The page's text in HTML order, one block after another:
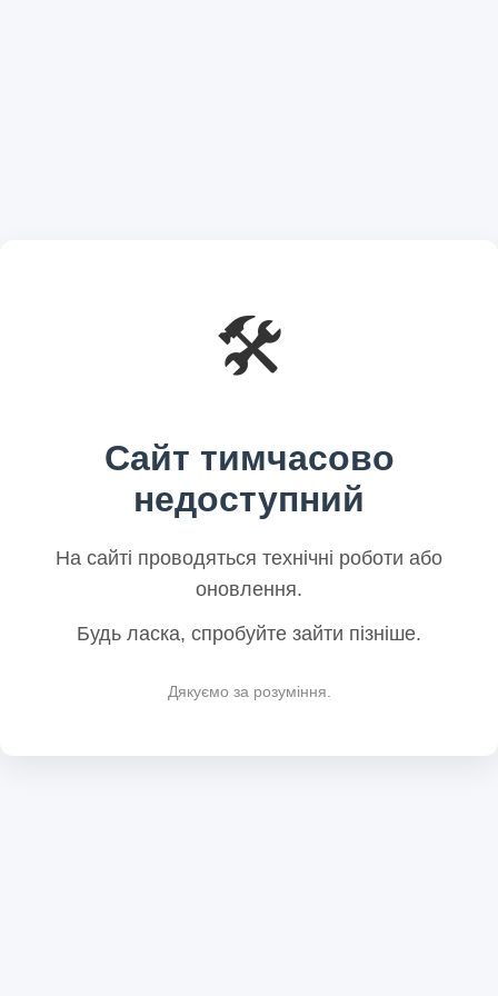
🛠️
Сайт тимчасово
недоступний
На сайті проводяться технічні роботи або
оновлення.
Будь ласка, спробуйте зайти пізніше.
Дякуємо за розуміння.